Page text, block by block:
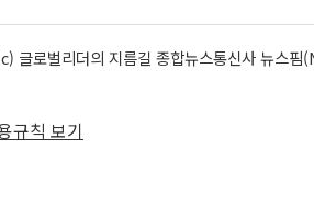
글로벌리더의 지름길 종합뉴스통신사 뉴스
규칙 보기